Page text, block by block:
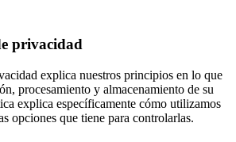
privacidad
explica nuestros principios en lo que
procesamiento y almacenamiento de su
explica específicamente cómo utilizamos
opciones que tiene para controlarlas.